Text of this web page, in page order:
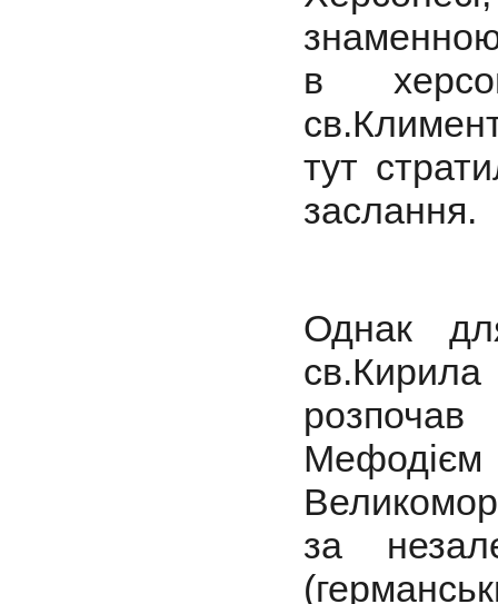
знаменною
в
тут
заслання.
Однак
за